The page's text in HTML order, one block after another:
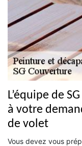
L’équipe de
à votre
de volet
Vous devez vous